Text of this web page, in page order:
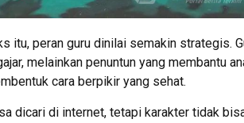
itu, peran guru dinilai semakin strategis.
melainkan penuntun yang membantu
cara berpikir yang sehat.
dicari di internet, tetapi karakter tidak